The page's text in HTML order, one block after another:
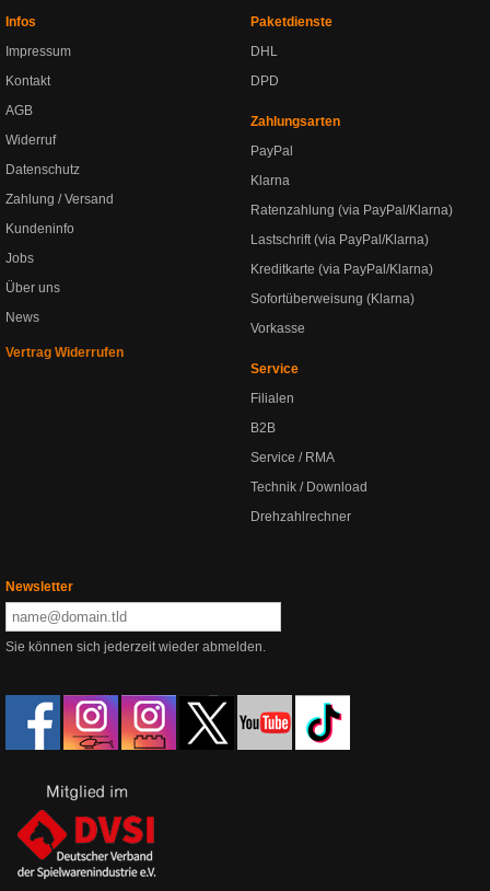
Infos
Impressum
Kontakt
AGB
Widerruf
Datenschutz
Zahlung / Versand
Kundeninfo
Jobs
Über uns
News
Vertrag Widerrufen
Paketdienste
DHL
DPD
Zahlungsarten
PayPal
Klarna
Ratenzahlung (via PayPal/Klarna)
Lastschrift (via PayPal/Klarna)
Kreditkarte (via PayPal/Klarna)
Sofortüberweisung (Klarna)
Vorkasse
Service
Filialen
B2B
Service / RMA
Technik / Download
Drehzahlrechner
Newsletter
Sie können sich jederzeit wieder abmelden.